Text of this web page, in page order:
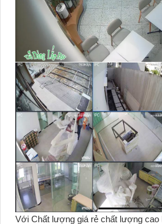
Với Chất lượng giá rẻ chất lượng cao